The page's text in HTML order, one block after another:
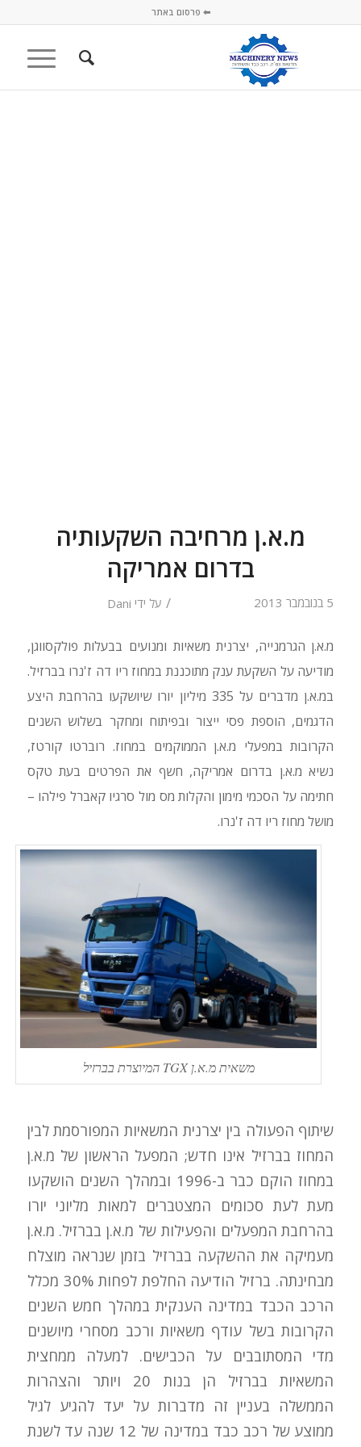
⬅ פרסום באתר
מ.א.ן מרחיבה השקעותיה
בדרום אמריקה
5 בנובמבר 2013 / על ידי Dani
מ.א.ן הגרמנייה, יצרנית משאיות ומנועים בבעלות פולקסווגן,
מודיעה על השקעת ענק מתוכננת במחוז ריו דה ז'נרו בברזיל.
במ.א.ן מדברים על 335 מיליון יורו שיושקעו בהרחבת היצע
הדגמים, הוספת פסי ייצור ובפיתוח ומחקר בשלוש השנים
הקרובות במפעלי מ.א.ן הממוקמים במחוז. רוברטו קורטז,
נשיא מ.א.ן בדרום אמריקה, חשף את הפרטים בעת טקס
חתימה על הסכמי מימון והקלות מס מול סרגיו קאברל פילהו –
מושל מחוז ריו דה ז'נרו.
משאית מ.א.ן TGX המיוצרת בברזיל
שיתוף הפעולה בין יצרנית המשאיות המפורסמת לבין
המחוז בברזיל אינו חדש; המפעל הראשון של מ.א.ן
במחוז הוקם כבר ב-1996 ובמהלך השנים הושקעו
מעת לעת סכומים המצטברים למאות מליוני יורו
בהרחבת המפעלים והפעילות של מ.א.ן בברזיל. מ.א.ן
מעמיקה את ההשקעה בברזיל בזמן שנראה מוצלח
מבחינתה. ברזיל הודיעה החלפת לפחות 30% מכלל
הרכב הכבד במדינה הענקית במהלך חמש השנים
הקרובות בשל עודף משאיות ורכב מסחרי מיושנים
מדי המסתובבים על הכבישים. למעלה ממחצית
המשאיות בברזיל הן בנות 20 ויותר והצהרות
הממשלה בעניין זה מדברות על יעד להגיע לגיל
ממוצע של רכב כבד במדינה של 12 שנה עד לשנת